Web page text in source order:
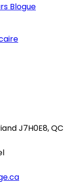
Blogue
J7H0E8, QC